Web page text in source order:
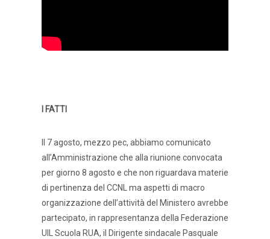
I FATTI
Il 7 agosto, mezzo pec, abbiamo comunicato
all’Amministrazione che alla riunione convocata
per giorno 8 agosto e che non riguardava materie
di pertinenza del CCNL ma aspetti di macro
organizzazione dell’attività del Ministero avrebbe
partecipato, in rappresentanza della Federazione
UIL Scuola RUA, il Dirigente sindacale Pasquale